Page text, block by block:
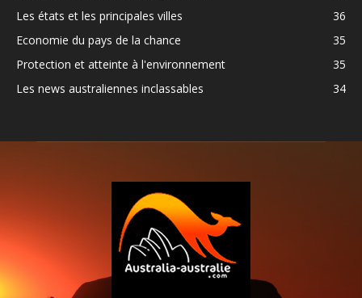
Les états et les principales villes
36
Economie du pays de la chance
35
Protection et atteinte à l'environnement
35
Les news australiennes inclassables
34